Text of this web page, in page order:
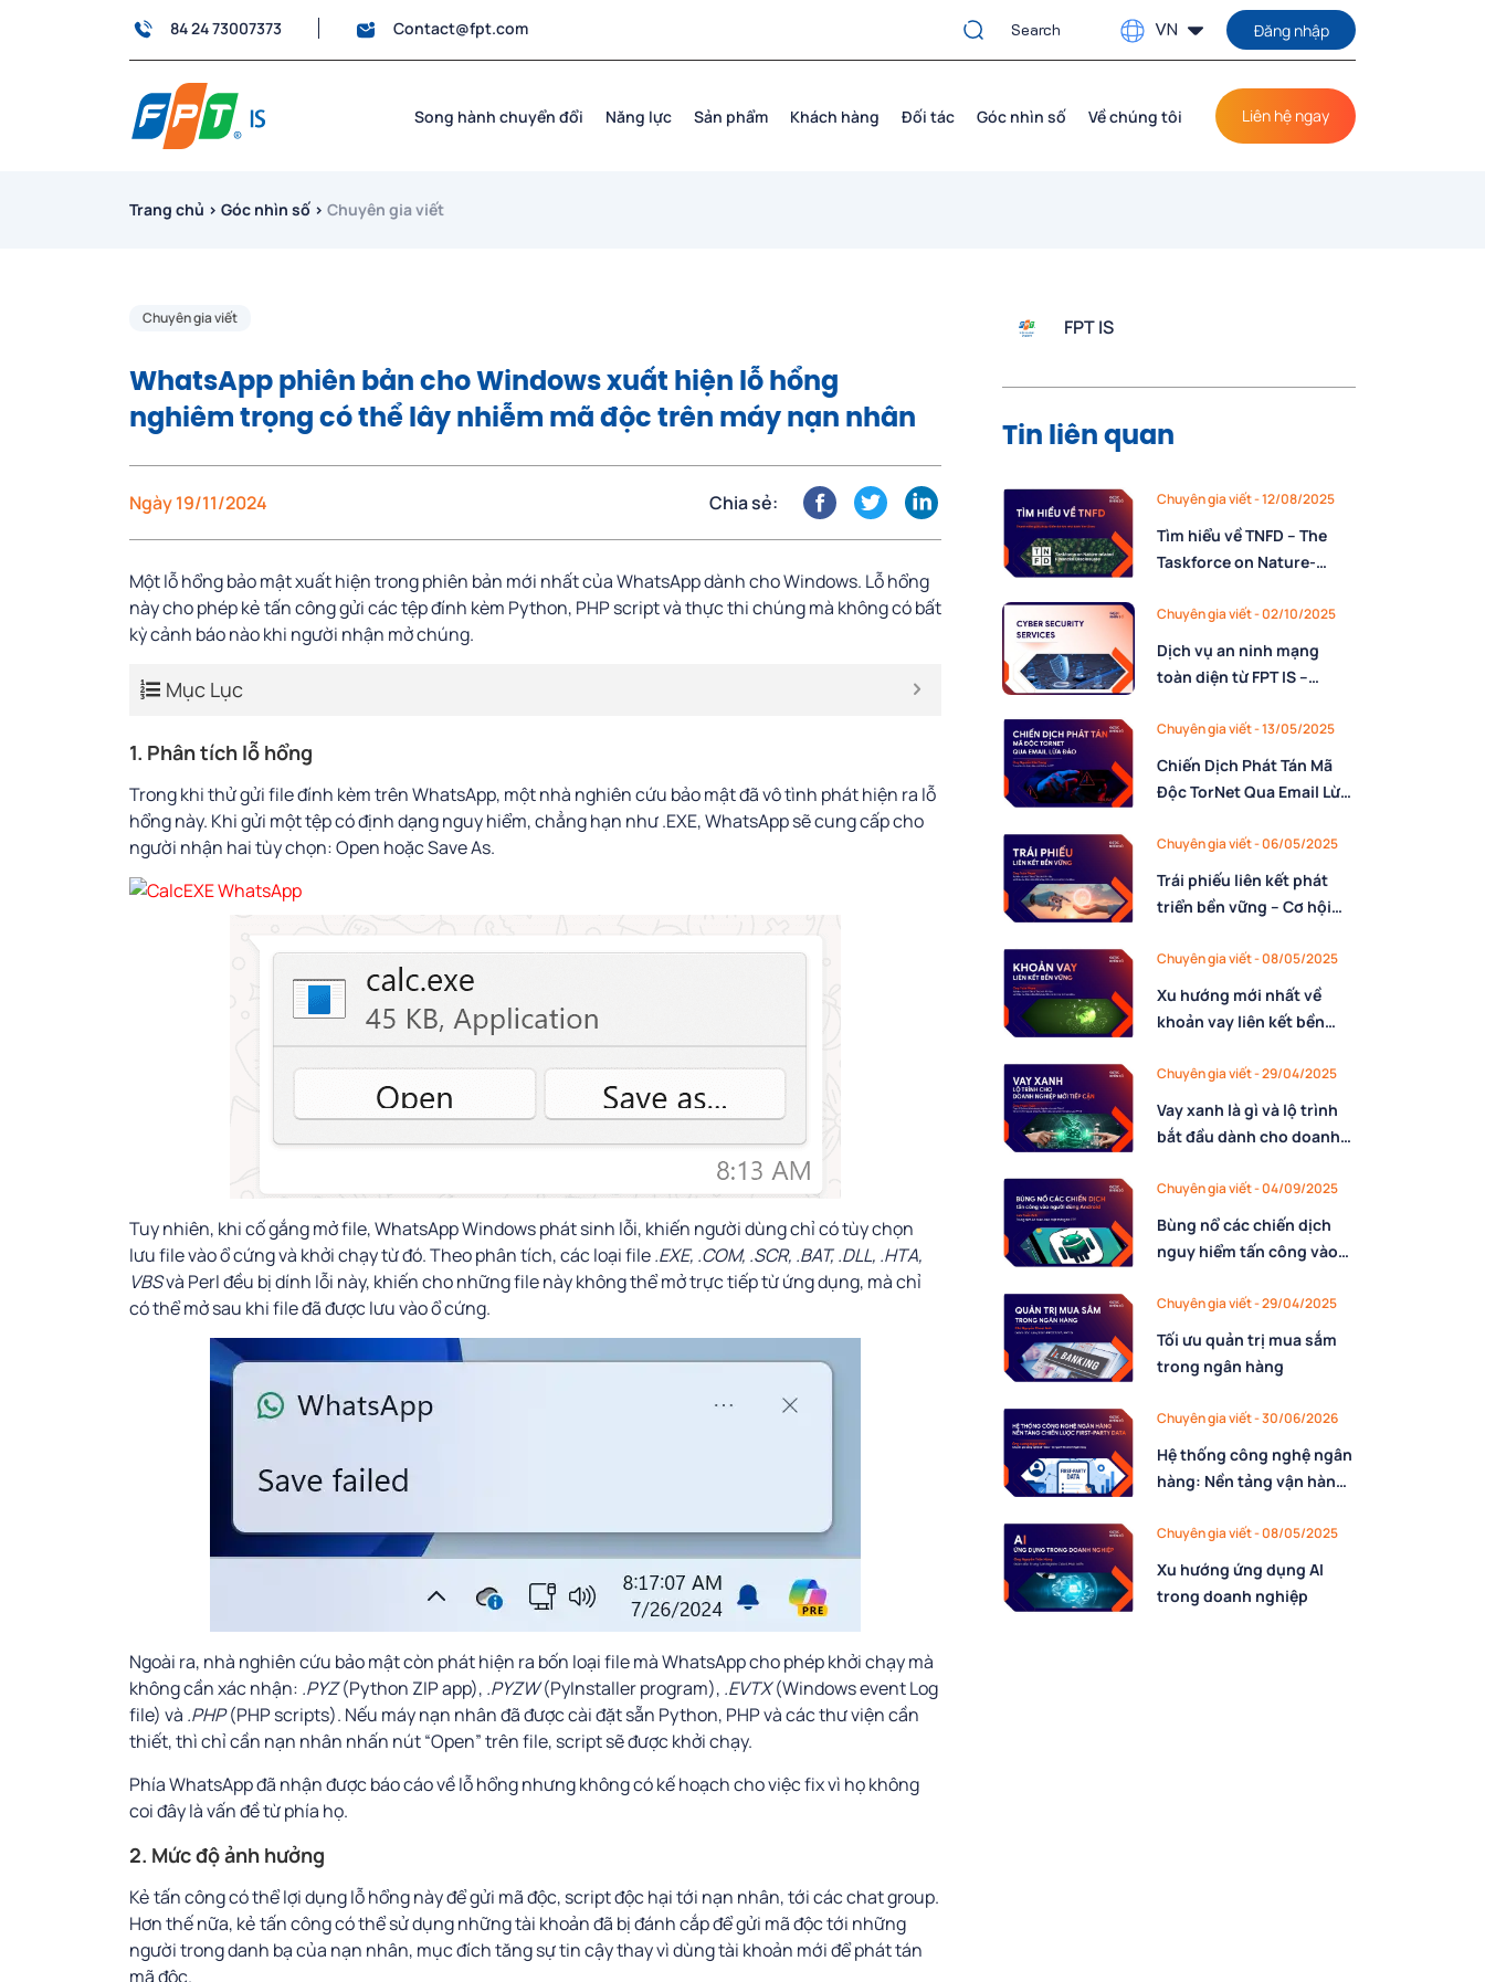
84 24 73007373 Contact@fpt.com VN Đăng nhập
Song hành chuyển đổi Năng lực Sản phẩm Khách hàng Đối tác Góc nhìn số Về chúng tôi Liên hệ ngay
Trang chủ › Góc nhìn số › Chuyên gia viết
Chuyên gia viết
WhatsApp phiên bản cho Windows xuất hiện lỗ hổng
nghiêm trọng có thể lây nhiễm mã độc trên máy nạn nhân
Ngày 19/11/2024 Chia sẻ:
Một lỗ hổng bảo mật xuất hiện trong phiên bản mới nhất của WhatsApp dành cho Windows. Lỗ hổng
này cho phép kẻ tấn công gửi các tệp đính kèm Python, PHP script và thực thi chúng mà không có bất
kỳ cảnh báo nào khi người nhận mở chúng.
Mục Lục
1. Phân tích lỗ hổng
Trong khi thử gửi file đính kèm trên WhatsApp, một nhà nghiên cứu bảo mật đã vô tình phát hiện ra lỗ
hổng này. Khi gửi một tệp có định dạng nguy hiểm, chẳng hạn như .EXE, WhatsApp sẽ cung cấp cho
người nhận hai tùy chọn: Open hoặc Save As.
Tuy nhiên, khi cố gắng mở file, WhatsApp Windows phát sinh lỗi, khiến người dùng chỉ có tùy chọn
lưu file vào ổ cứng và khởi chạy từ đó. Theo phân tích, các loại file.EXE, .COM, .SCR, .BAT, .DLL, .HTA,
VBSvà Perl đều bị dính lỗi này, khiến cho những file này không thể mở trực tiếp từ ứng dụng, mà chỉ
có thể mở sau khi file đã được lưu vào ổ cứng.
Ngoài ra, nhà nghiên cứu bảo mật còn phát hiện ra bốn loại file mà WhatsApp cho phép khởi chạy mà
không cần xác nhận: .PYZ(Python ZIP app), .PYZW(PyInstaller program), .EVTX(Windows event Log
file) và .PHP(PHP scripts). Nếu máy nạn nhân đã được cài đặt sẵn Python, PHP và các thư viện cần
thiết, thì chỉ cần nạn nhân nhấn nút “Open” trên file, script sẽ được khởi chạy.
Phía WhatsApp đã nhận được báo cáo về lỗ hổng nhưng không có kế hoạch cho việc fix vì họ không
coi đây là vấn đề từ phía họ.
2. Mức độ ảnh hưởng
Kẻ tấn công có thể lợi dụng lỗ hổng này để gửi mã độc, script độc hại tới nạn nhân, tới các chat group.
Hơn thế nữa, kẻ tấn công có thể sử dụng những tài khoản đã bị đánh cắp để gửi mã độc tới những
người trong danh bạ của nạn nhân, mục đích tăng sự tin cậy thay vì dùng tài khoản mới để phát tán
mã độc.
FPT IS
Tin liên quan
Chuyên gia viết - 12/08/2025
Tìm hiểu về TNFD – The
Taskforce on Nature-
Disclosures (Phần 2)
Chuyên gia viết - 02/10/2025
Dịch vụ an ninh mạng
toàn diện từ FPT IS –
Chuyên gia viết - 13/05/2025
Chiến Dịch Phát Tán Mã
Độc TorNet Qua Email Lừa
Chuyên gia viết - 06/05/2025
Trái phiếu liên kết phát
triển bền vững – Cơ hội
Nam
Chuyên gia viết - 08/05/2025
Xu hướng mới nhất về
khoản vay liên kết bền
nghiệp Việt Nam
Chuyên gia viết - 29/04/2025
Vay xanh là gì và lộ trình
bắt đầu dành cho doanh
Chuyên gia viết - 04/09/2025
Bùng nổ các chiến dịch
nguy hiểm tấn công vào
cơ mất dữ liệu cá nhân
rình
Chuyên gia viết - 29/04/2025
Tối ưu quản trị mua sắm
trong ngân hàng
Chuyên gia viết - 30/06/2026
Hệ thống công nghệ ngân
hàng: Nền tảng vận hành
Data
Chuyên gia viết - 08/05/2025
Xu hướng ứng dụng AI
trong doanh nghiệp